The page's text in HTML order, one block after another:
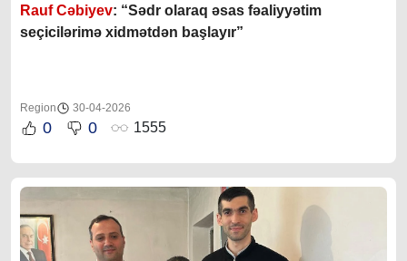
Rauf Cəbiyev: “Sədr olaraq əsas fəaliyyətim
seçicilərimə xidmətdən başlayır”
Region 30-04-2026
0 0 1555